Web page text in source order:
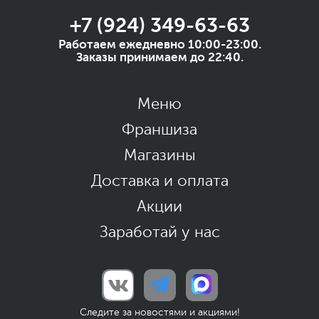
+7 (924) 349-63-63
Работаем ежедневно 10:00-23:00.
Заказы принимаем до 22:40.
Меню
Франшиза
Магазины
Доставка и оплата
Акции
Заработай у нас
Следите за новостями и акциями!